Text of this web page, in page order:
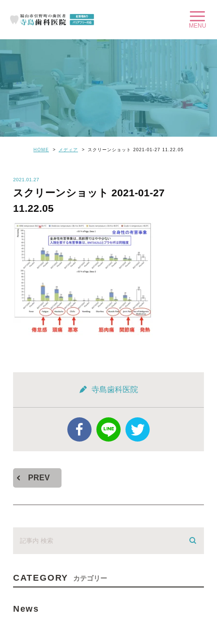
HOME メディア スクリーンショット 2021-01-27 11.22.05
2021.01.27
スクリーンショット 2021-01-27
11.22.05
寺島歯科医院
PREV
CATEGORY カテゴリー
News